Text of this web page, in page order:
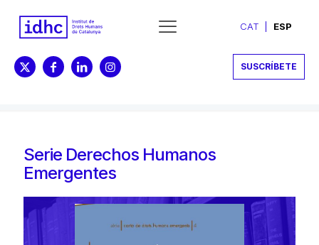
CAT ESP
SUSCRÍBETE
Serie Derechos Humanos
Emergentes